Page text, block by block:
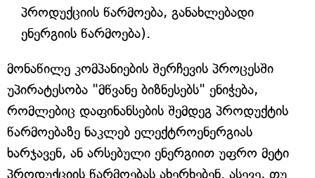
პროდუქციის წარმოება, განახლებადი
ენერგიის წარმოება).
მონაწილე კომპანიების შერჩევის პროცესში
უპირატესობა "მწვანე ბიზნესებს" ენიჭება,
რომლებიც დაფინანსების შემდეგ პროდუქტის
წარმოებაზე ნაკლებ ელექტროენერგიას
ხარჯავენ, ან არსებული ენერგიით უფრო მეტი
პროდუქციის წარმოებას ახერხებენ. ასევე, თუ